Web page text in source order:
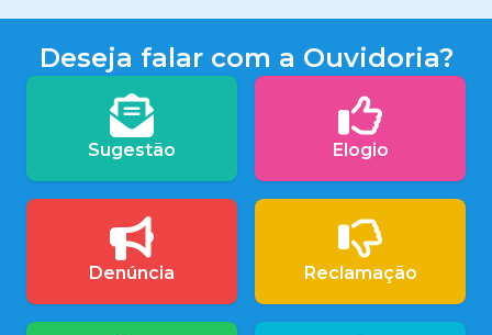
Deseja falar com a Ouvidoria?
Sugestão Elogio
Denúncia Reclamação